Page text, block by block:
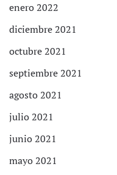
enero 2022
diciembre 2021
octubre 2021
septiembre 2021
agosto 2021
julio 2021
junio 2021
mayo 2021